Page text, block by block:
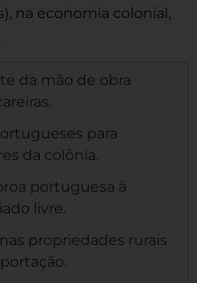
na economia colonial,
da mão de obra
para
da colônia.
portuguesa à
livre.
propriedades rurais